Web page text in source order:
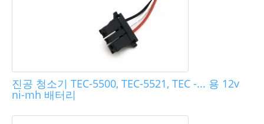
진공 청소기 TEC-5500, TEC-5521, TEC -... 용 12v
ni-mh 배터리